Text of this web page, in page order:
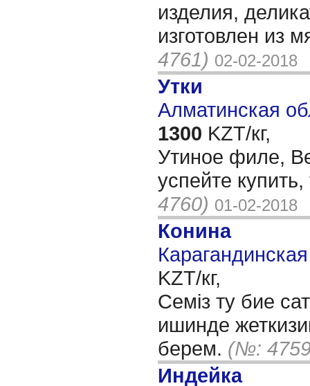
изделия,
изготовлен из
4761) 02-02-2018
Утки
Алматинская
1300 KZT/кг,
Утиное филе,
успейте
4760) 01-02-2018
Конина
KZT/кг,
Семіз ту бие
ишинде
берем. (№:
Индейка